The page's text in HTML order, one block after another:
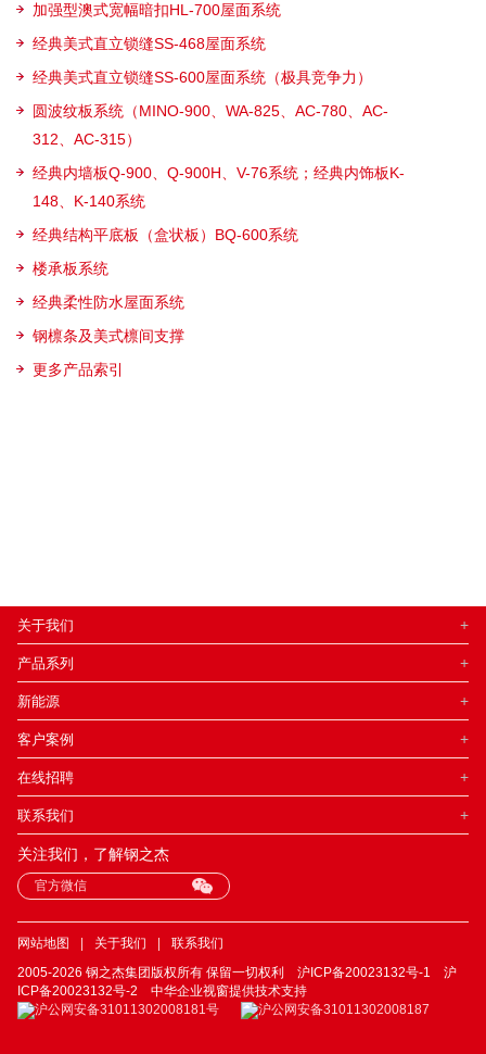
加强型澳式宽幅暗扣HL-700屋面系统
经典美式直立锁缝SS-468屋面系统
经典美式直立锁缝SS-600屋面系统（极具竞争力）
圆波纹板系统（MINO-900、WA-825、AC-780、AC-
312、AC-315）
经典内墙板Q-900、Q-900H、V-76系统；经典内饰板K-
148、K-140系统
经典结构平底板（盒状板）BQ-600系统
楼承板系统
经典柔性防水屋面系统
钢檩条及美式檩间支撑
更多产品索引
关于我们 +
产品系列 +
新能源 +
客户案例 +
在线招聘 +
联系我们 +
关注我们，了解钢之杰
官方微信
网站地图 关于我们
联系我们
2005-2026 钢之杰集团版权所有 保留一切权利 沪ICP备20023132号-1
沪
ICP备20023132号-2
中华企业视窗提供技术支持
沪公网安备31011302008181号
沪公网安备31011302008187